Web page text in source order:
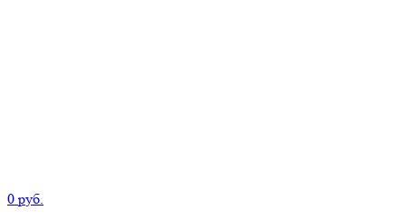
0 руб.